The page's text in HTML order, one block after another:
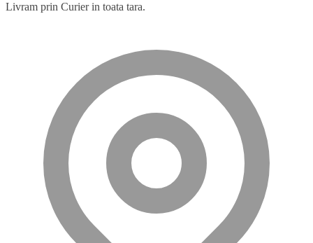
Livram prin Curier in toata tara.